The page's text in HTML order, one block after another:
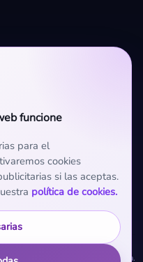
funcione
para el
cookies
si las aceptas.
política de cookies.
© 2026 OpenClima.